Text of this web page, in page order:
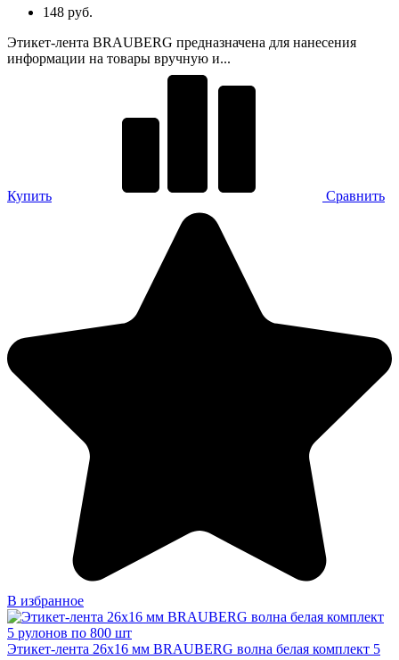
148 руб.
Этикет-лента BRAUBERG предназначена для нанесения
информации на товары вручную и...
Купить Сравнить
В избранное
Этикет-лента 26х16 мм BRAUBERG волна белая комплект 5